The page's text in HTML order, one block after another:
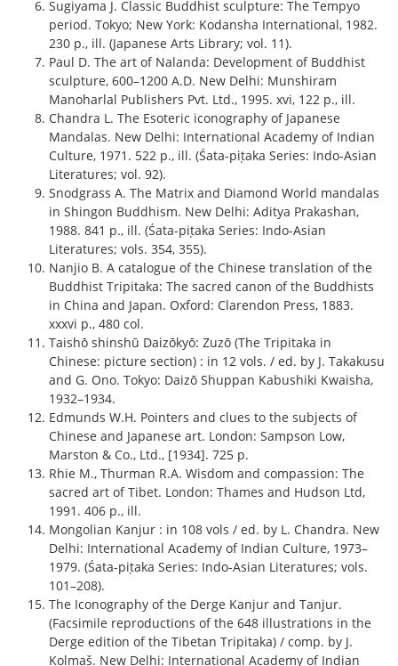
Sugiyama J. Classic Buddhist sculpture: The Tempyo
period. Tokyo; New York: Kodansha International, 1982.
230 p., ill. (Japanese Arts Library; vol. 11).
Paul D. The art of Nalanda: Development of Buddhist
sculpture, 600–1200 A.D. New Delhi: Munshiram
Manoharlal Publishers Pvt. Ltd., 1995. xvi, 122 p., ill.
Chandra L. The Esoteric iconography of Japanese
Mandalas. New Delhi: International Academy of Indian
Culture, 1971. 522 p., ill. (Śata-piṭaka Series: Indo-Asian
Literatures; vol. 92).
Snodgrass A. The Matrix and Diamond World mandalas
in Shingon Buddhism. New Delhi: Aditya Prakashan,
1988. 841 p., ill. (Śata-piṭaka Series: Indo-Asian
Literatures; vols. 354, 355).
Nanjio B. A catalogue of the Chinese translation of the
Buddhist Tripitaka: The sacred canon of the Buddhists
in China and Japan. Oxford: Clarendon Press, 1883.
xxxvi p., 480 col.
Taishō shinshū Daizōkyō: Zuzō (The Tripitaka in
Chinese: picture section) : in 12 vols. / ed. by J. Takakusu
and G. Ono. Tokyo: Daizō Shuppan Kabushiki Kwaisha,
1932–1934.
Edmunds W.H. Pointers and clues to the subjects of
Chinese and Japanese art. London: Sampson Low,
Marston & Co., Ltd., [1934]. 725 p.
Rhie M., Thurman R.A. Wisdom and compassion: The
sacred art of Tibet. London: Thames and Hudson Ltd,
1991. 406 p., ill.
Mongolian Kanjur : in 108 vols / ed. by L. Chandra. New
Delhi: International Academy of Indian Culture, 1973–
1979. (Śata-piṭaka Series: Indo-Asian Literatures; vols.
101–208).
The Iconography of the Derge Kanjur and Tanjur.
(Facsimile reproductions of the 648 illustrations in the
Derge edition of the Tibetan Tripitaka) / comp. by J.
Kolmaš. New Delhi: International Academy of Indian